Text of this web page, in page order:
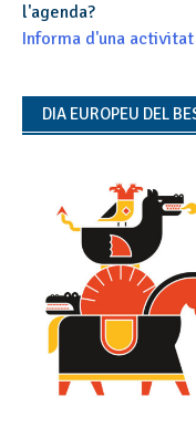
l'agenda?
Informa d'una activitat
DIA EUROPEU DEL